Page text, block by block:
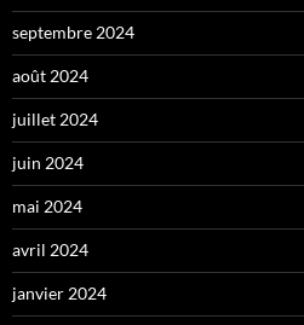
septembre 2024
août 2024
juillet 2024
juin 2024
mai 2024
avril 2024
janvier 2024